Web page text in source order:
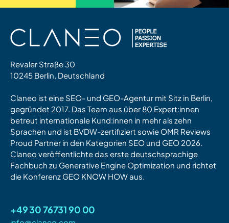
Revaler Straße 30
10245 Berlin, Deutschland
Claneo ist eine SEO- und GEO-Agentur mit Sitz in Berlin,
gegründet 2017. Das Team aus über 80 Expert:innen
betreut internationale Kund:innen in mehr als zehn
Sprachen und ist BVDW-zertifiziert sowie OMR Reviews
Proud Partner in den Kategorien SEO und GEO 2026.
Claneo veröffentlichte das erste deutschsprachige
Fachbuch zu Generative Engine Optimization und richtet
die Konferenz GEO KNOW HOW aus.
+49 30 76731 90 00